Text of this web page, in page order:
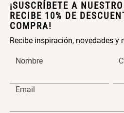
¡SUSCRÍBETE A
RECIBE 10% DE
COMPRA!
Recibe inspiración, novedades y
Nombre
Email